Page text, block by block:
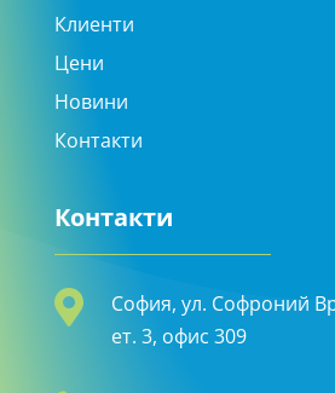
Клиенти
Цени
Новини
Контакти
Контакти

София, ул. Софроний
ет. 3, офис 309